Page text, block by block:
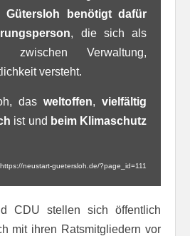
Gütersloh benötigt dafür
, die sich als
in zwischen Verwaltung,
versteht.
das weltoffen, vielfältig
ist und beim Klimaschutz
neustart-guetersloh.de/?page_id=111
CDU stellen sich öffentlich
mit ihren Ratsmitgliedern vor